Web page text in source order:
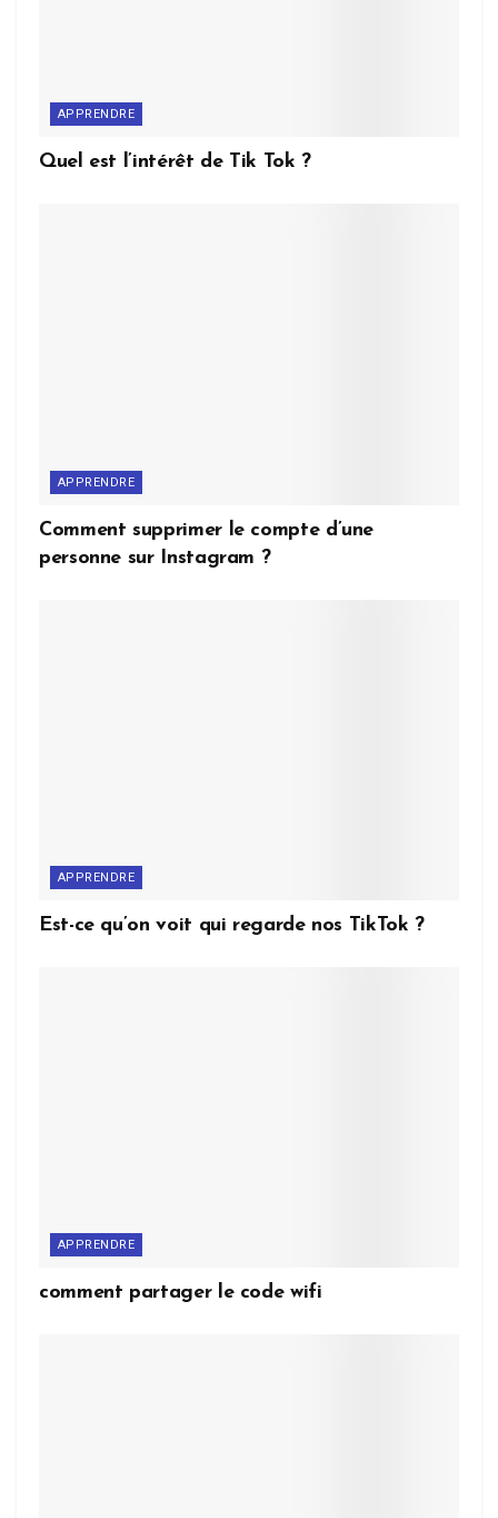
APPRENDRE
Quel est l’intérêt de Tik Tok ?
APPRENDRE
Comment supprimer le compte d’une
personne sur Instagram ?
APPRENDRE
Est-ce qu’on voit qui regarde nos TikTok ?
APPRENDRE
comment partager le code wifi